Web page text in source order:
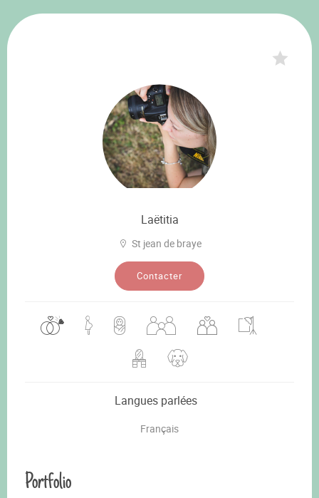
Laëtitia
St jean de braye
Contacter
Langues parlées
Français
Portfolio